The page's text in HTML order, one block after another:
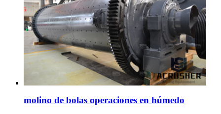
molino de bolas operaciones en húmedo